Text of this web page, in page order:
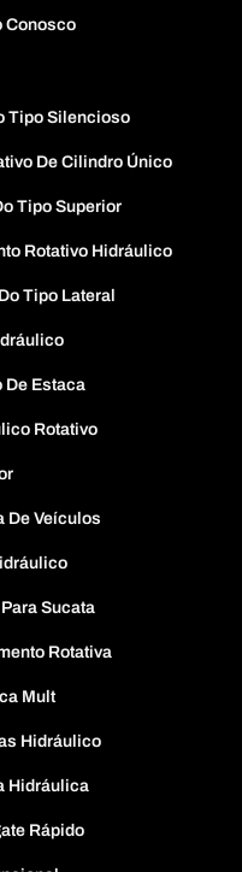
Conosco
Tipo Silencioso
De Cilindro Único
Tipo Superior
Rotativo Hidráulico
Tipo Lateral
De Estaca
Rotativo
De Veículos
Sucata
Rotativa
Mult
Hidráulico
Hidráulica
Rápido